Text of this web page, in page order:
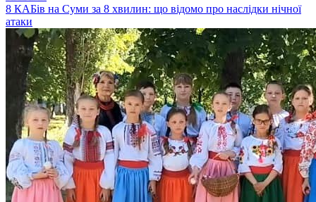
8 КАБів на Суми за 8 хвилин: що відомо про наслідки нічної
атаки